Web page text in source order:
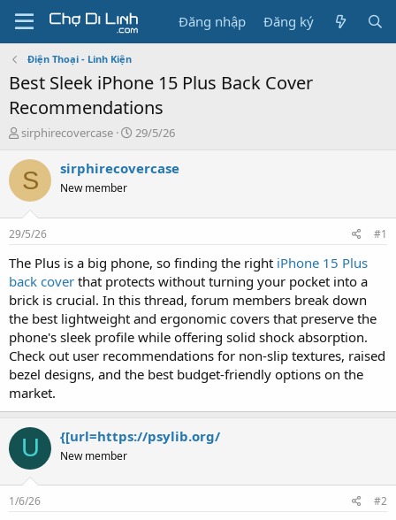
Đăng nhập Đăng ký
Điện Thoại - Linh Kiện
Best Sleek iPhone 15 Plus Back Cover
Recommendations
T
r
e
a
s
t
a
t
e
r
sirphirecovercase
N
à
29/5/26
S sirphirecovercase
New member
29/5/26 #1
The Plus is a big phone, so finding the right iPhone 15 Plus
back cover that protects without turning your pocket into a
brick is crucial. In this thread, forum members break down
the best lightweight and ergonomic covers that preserve the
phone's sleek profile while offering solid shock absorption.
Check out user recommendations for non-slip textures, raised
bezel designs, and the best budget-friendly options on the
market.
U {[url=https://psylib.org/
New member
1/6/26 #2